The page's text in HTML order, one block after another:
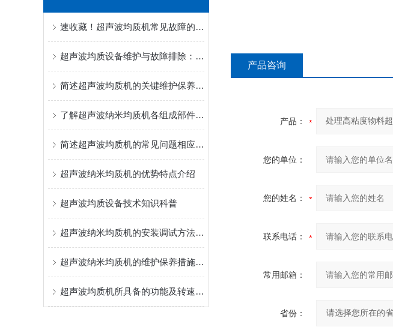
速收藏！超声波均质机常见故障的解决方法分享
超声波均质设备维护与故障排除：延长使用寿命的实战经验
简述超声波均质机的关键维护保养方法
了解超声波纳米均质机各组成部件功能特点才能更好的使用它
简述超声波均质机的常见问题相应解决方法
超声波纳米均质机的优势特点介绍
超声波均质设备技术知识科普
超声波纳米均质机的安装调试方法分享
超声波纳米均质机的维护保养措施介绍
超声波均质机所具备的功能及转速分析
产品咨询
产品：
您的单位：
您的姓名：
联系电话：
常用邮箱：
省份：